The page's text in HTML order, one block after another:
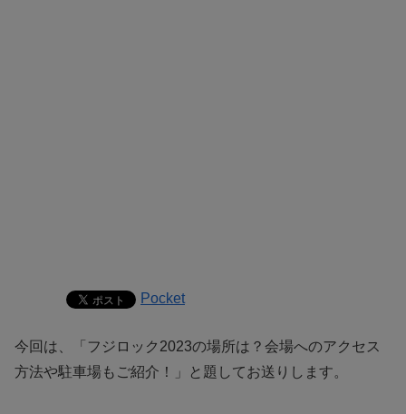
Pocket
今回は、「フジロック2023の場所は？会場へのアクセス
方法や駐車場もご紹介！」と題してお送りします。